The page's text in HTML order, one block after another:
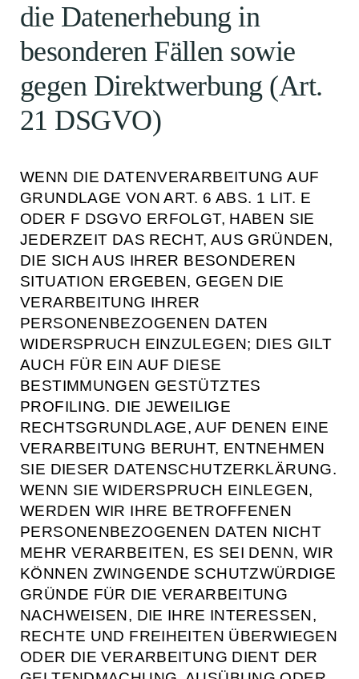
die Datenerhebung in
besonderen Fällen sowie
gegen Direktwerbung (Art.
21 DSGVO)
WENN DIE DATENVERARBEITUNG AUF
GRUNDLAGE VON ART. 6 ABS. 1 LIT. E
ODER F DSGVO ERFOLGT, HABEN SIE
JEDERZEIT DAS RECHT, AUS GRÜNDEN,
DIE SICH AUS IHRER BESONDEREN
SITUATION ERGEBEN, GEGEN DIE
VERARBEITUNG IHRER
PERSONENBEZOGENEN DATEN
WIDERSPRUCH EINZULEGEN; DIES GILT
AUCH FÜR EIN AUF DIESE
BESTIMMUNGEN GESTÜTZTES
PROFILING. DIE JEWEILIGE
RECHTSGRUNDLAGE, AUF DENEN EINE
VERARBEITUNG BERUHT, ENTNEHMEN
SIE DIESER DATENSCHUTZERKLÄRUNG.
WENN SIE WIDERSPRUCH EINLEGEN,
WERDEN WIR IHRE BETROFFENEN
PERSONENBEZOGENEN DATEN NICHT
MEHR VERARBEITEN, ES SEI DENN, WIR
KÖNNEN ZWINGENDE SCHUTZWÜRDIGE
GRÜNDE FÜR DIE VERARBEITUNG
NACHWEISEN, DIE IHRE INTERESSEN,
RECHTE UND FREIHEITEN ÜBERWIEGEN
ODER DIE VERARBEITUNG DIENT DER